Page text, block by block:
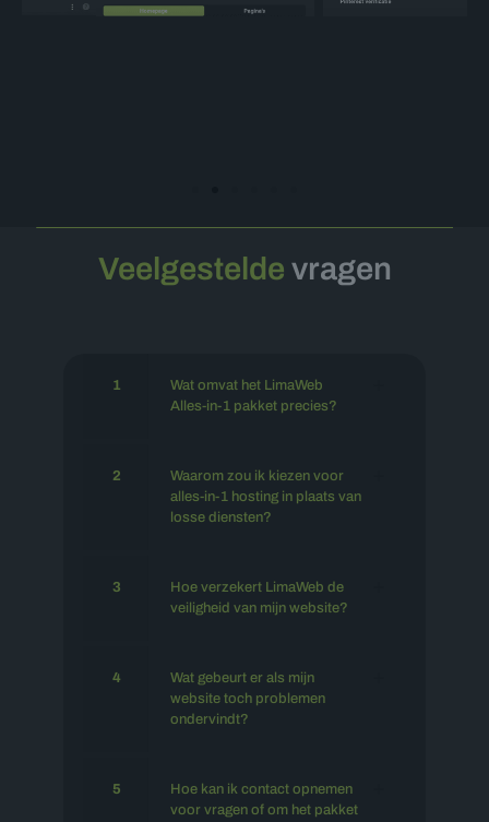
Veelgestelde vragen
1
Wat omvat het LimaWeb
Alles-in-1 pakket precies?
2
Waarom zou ik kiezen voor
alles-in-1 hosting in plaats van
losse diensten?
3
Hoe verzekert LimaWeb de
veiligheid van mijn website?
4
Wat gebeurt er als mijn
website toch problemen
ondervindt?
5
Hoe kan ik contact opnemen
voor vragen of om het pakket